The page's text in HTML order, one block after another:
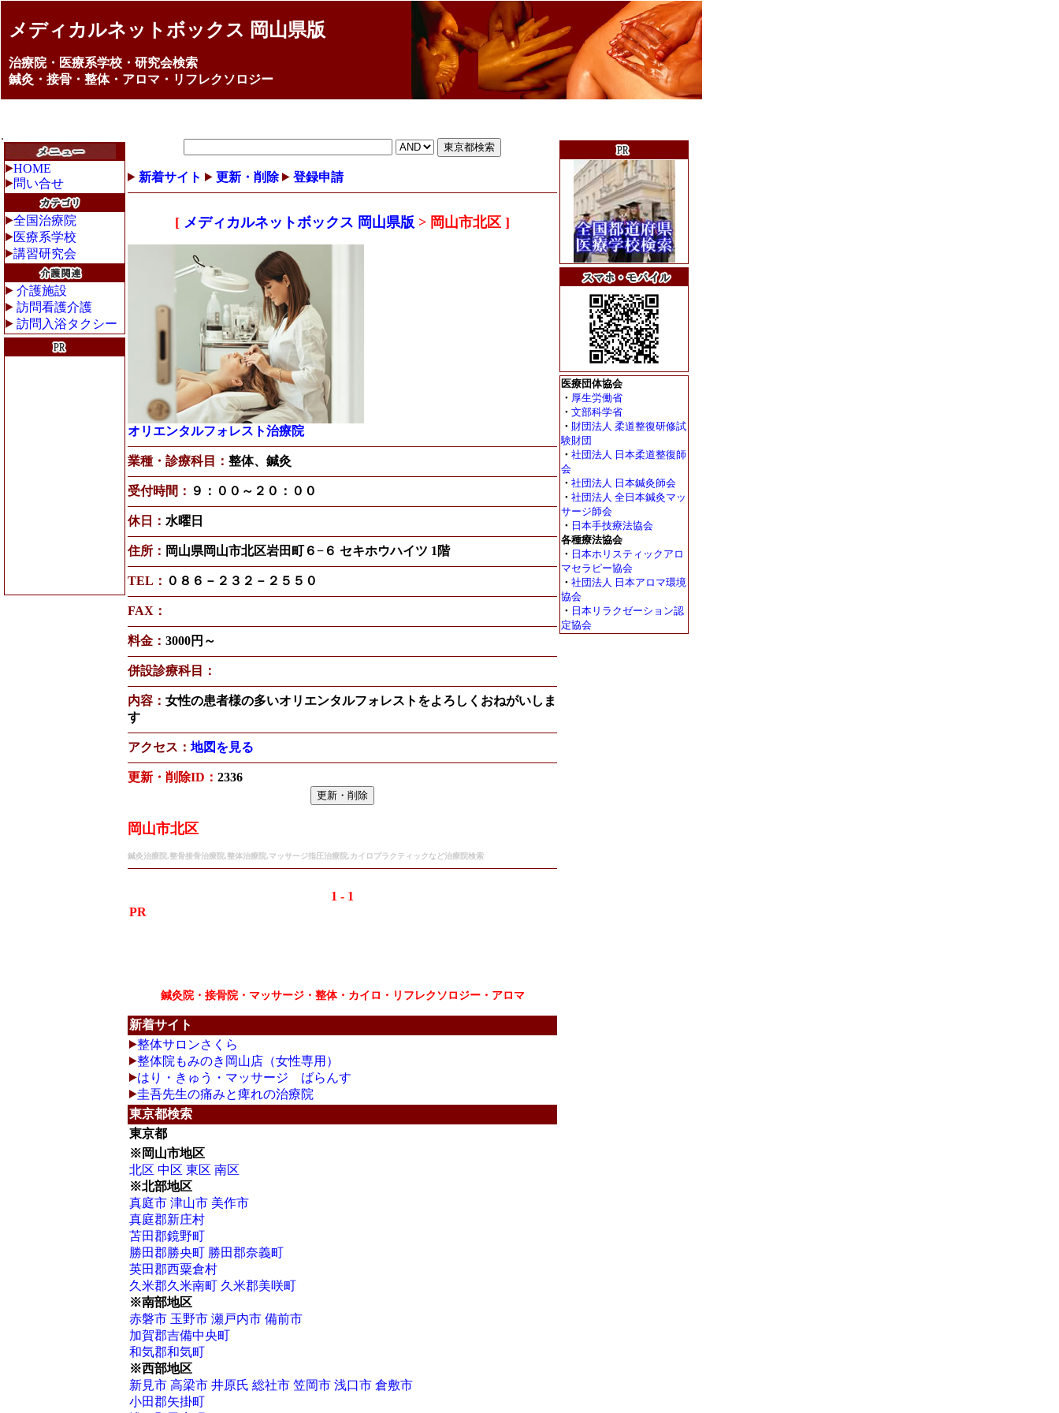
メディカルネットボックス 岡山県版
治療院・医療系学校・研究会検索
鍼灸・接骨・整体・アロマ・リフレクソロジー
HOME
問い合せ
全国治療院
医療系学校
講習研究会
介護施設
訪問看護介護
訪問入浴タクシー
新着サイト 更新・削除 登録申請
[ メディカルネットボックス 岡山県版 > 岡山市北区 ]
オリエンタルフォレスト治療院
業種・診療科目： 整体、鍼灸
受付時間： ９：００～２０：００
休日： 水曜日
住所： 岡山県岡山市北区岩田町６−６ セキホウハイツ 1階
TEL： ０８６－２３２－２５５０
FAX：
料金： 3000円～
併設診療科目：
内容： 女性の患者様の多いオリエンタルフォレストをよろしくおねがいしま
す
アクセス： 地図を見る
更新・削除ID： 2336
岡山市北区
鍼灸治療院,整骨接骨治療院,整体治療院,マッサージ指圧治療院,カイロプラクティックなど治療院検索
1 - 1
PR
鍼灸院・接骨院・マッサージ・整体・カイロ・リフレクソロジー・アロマ
新着サイト
整体サロンさくら
整体院もみのき岡山店（女性専用）
はり・きゅう・マッサージ ばらんす
圭吾先生の痛みと痺れの治療院
東京都検索
東京都
※岡山市地区
北区 中区 東区 南区
※北部地区
真庭市 津山市 美作市
真庭郡新庄村
苫田郡鏡野町
勝田郡勝央町 勝田郡奈義町
英田郡西粟倉村
久米郡久米南町 久米郡美咲町
※南部地区
赤磐市 玉野市 瀬戸内市 備前市
加賀郡吉備中央町
和気郡和気町
※西部地区
新見市 高梁市 井原氏 総社市 笠岡市 浅口市 倉敷市
小田郡矢掛町
医療団体協会
・ 厚生労働省
・ 文部科学省
・ 財団法人 柔道整復研修試
験財団
・ 社団法人 日本柔道整復師
会
・ 社団法人 日本鍼灸師会
・ 社団法人 全日本鍼灸マッ
サージ師会
・ 日本手技療法協会
各種療法協会
・ 日本ホリスティックアロ
マセラピー協会
・ 社団法人 日本アロマ環境
協会
・ 日本リラクゼーション認
定協会